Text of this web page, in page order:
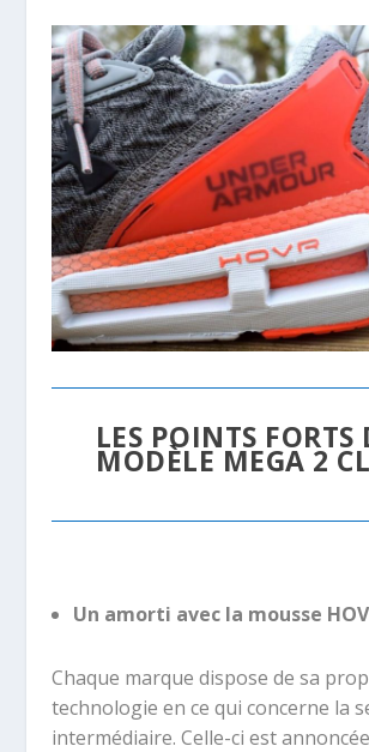
LES POINTS FORTS
MODÈLE MEGA 2
Un amorti avec la mousse
Chaque marque dispose de sa
technologie en ce qui concerne la
intermédiaire. Celle-ci est